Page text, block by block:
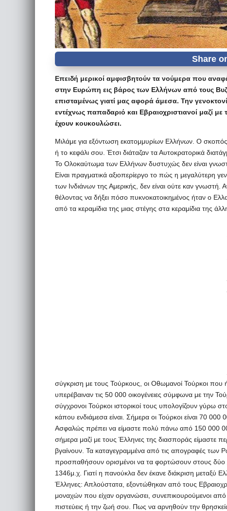
Επειδή μερικοί αμφισβητούν τα νούμερα που
στην Ευρώπη εις βάρος των Ελλήνων από τους
επισταμένως γιατί μας αφορά άμεσα. Την
εντέχνως παπαδαριό και Εβραιοχριστιανοί μαζί
έχουν κουκουλώσει.
Μιλάμε για εξόντωση εκατομμυρίων Ελλήνων. Ο
ή το κεφάλι σου. Έτσι διάταζαν τα Αυτοκρατορικά
Το Ολοκαύτωμα των Ελλήνων δυστυχώς δεν είναι
Είναι πραγματικά αξιοπερίεργο το πώς η μεγαλύτερη
των Iνδιάνων της Αμερικής, δεν είναι ούτε καν
θέλοντας να δήξει πόσο πυκνοκατοικημένος ήταν ο
από τα κεραμίδια της μιας στέγης στα κεραμίδια της
σύγκριση με τους Τούρκους, οι Οθωμανοί Τούρκοι
υπερέβαιναν τις 50 000 οικογένειες σύμφωνα με την
σύγχρονοι Τούρκοι ιστορικοί τους υπολογίζουν
κάπου ενδιάμεσα είναι. Σήμερα οι Τούρκοι είναι 70
Ασφαλώς πρέπει να είμαστε πολύ πάνω από 150 000
σήμερα μαζί με τους Έλληνες της διασποράς είμαστε
βγαίνουν. Τα καταγεγραμμένα από τις απογραφές των
προσπαθήσουν ορισμένοι να τα φορτώσουν στους
1346μ.χ. Γιατί η πανούκλα δεν έκανε διάκριση μεταξύ
Έλληνες: Απλούστατα, εξοντώθηκαν από τους
μοναχών που είχαν οργανώσει, συνεπικουρούμενοι από
πιστεύεις ή την ζωή σου. Πως να αρνηθούν την